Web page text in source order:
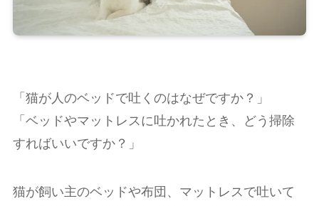
「猫が人のベッドで吐くのはなぜですか？」
「ベッドやマットレスに吐かれたとき、どう掃除
すればいいですか？」
猫が飼い主のベッドや布団、マットレスで吐いて